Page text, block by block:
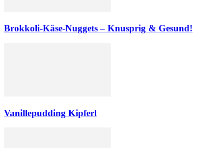
Brokkoli-Käse-Nuggets – Knusprig & Gesund!
Vanillepudding Kipferl